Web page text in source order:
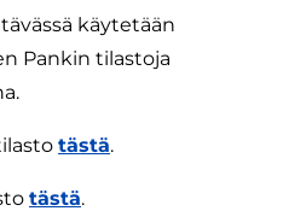
käytetään
Pankin tilastoja
tästä.
tästä.